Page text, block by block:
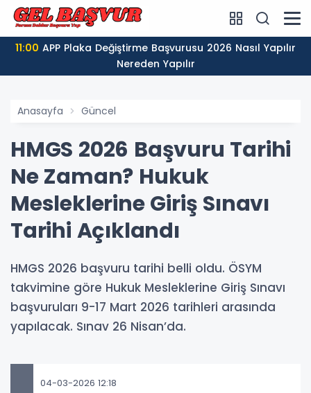
11:00
Nereden Yapılır
Anasayfa Güncel
HMGS 2026 Başvuru Tarihi
Ne Zaman? Hukuk
Mesleklerine Giriş Sınavı
Tarihi Açıklandı
HMGS 2026 başvuru tarihi belli oldu. ÖSYM
takvimine göre Hukuk Mesleklerine Giriş Sınavı
başvuruları 9-17 Mart 2026 tarihleri arasında
yapılacak. Sınav 26 Nisan’da.
04-03-2026 12:18